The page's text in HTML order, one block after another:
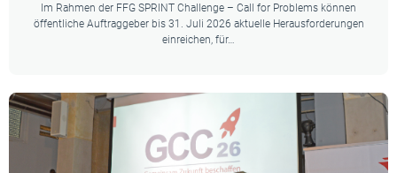
Im Rahmen der FFG SPRINT Challenge – Call for Problems können
öffentliche Auftraggeber bis 31. Juli 2026 aktuelle Herausforderungen
einreichen, für…